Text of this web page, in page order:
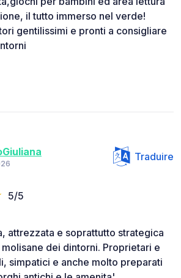
il tutto immerso nel verde!
gentilissimi e pronti a consigliare
Traduire
5/5
attrezzata e soprattutto strategica
dei dintorni. Proprietari e
simpatici e anche molto preparati